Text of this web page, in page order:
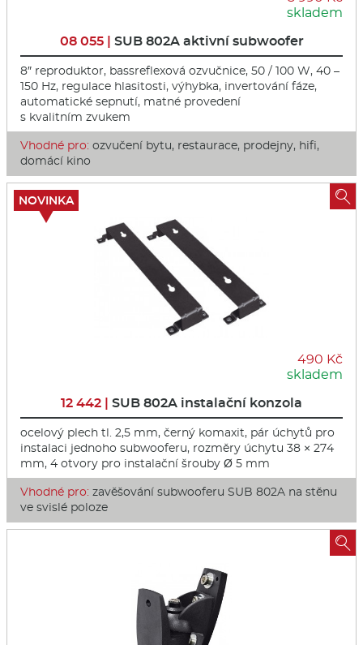
skladem
08 055 | SUB 802A aktivní subwoofer
8″ reproduktor, bassreflexová ozvučnice, 50 / 100 W, 40 –
150 Hz, regulace hlasitosti, výhybka, invertování fáze,
automatické sepnutí, matné provedení
s kvalitním zvukem
Vhodné pro: ozvučení bytu, restaurace, prodejny, hifi,
domácí kino
490 Kč
skladem
12 442 | SUB 802A instalační konzola
ocelový plech tl. 2,5 mm, černý komaxit, pár úchytů pro
instalaci jednoho subwooferu, rozměry úchytu 38 × 274
mm, 4 otvory pro instalační šrouby Ø 5 mm
Vhodné pro: zavěšování subwooferu SUB 802A na stěnu
ve svislé poloze
NOVINKA 
